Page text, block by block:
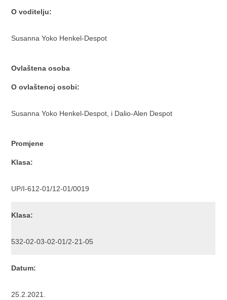
O voditelju:
Susanna Yoko Henkel-Despot
Ovlaštena osoba
O ovlaštenoj osobi:
Susanna Yoko Henkel-Despot, i Dalio-Alen Despot
Promjene
Klasa:
UP/I-612-01/12-01/0019
Klasa:
532-02-03-02-01/2-21-05
Datum:
25.2.2021.